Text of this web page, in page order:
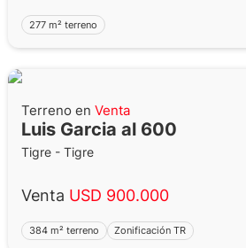
277 m² terreno
Terreno enVenta
Luis Garcia al 600
Tigre - Tigre
Venta USD 900.000
384 m² terreno Zonificación TR